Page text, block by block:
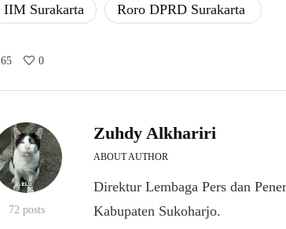
IIM Surakarta
​Roro DPRD Surakarta ​
65 0
72 posts
Zuhdy Alkhariri
ABOUT AUTHOR
Direktur Lembaga Pers dan
Kabupaten Sukoharjo.